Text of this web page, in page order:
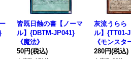
皆既日蝕の書【ノーマ
ル】{DBTM-JP041}
《魔法》
50円(税込)
灰流うらら
ル】{TT01-
《モンスタ
280円(税込)